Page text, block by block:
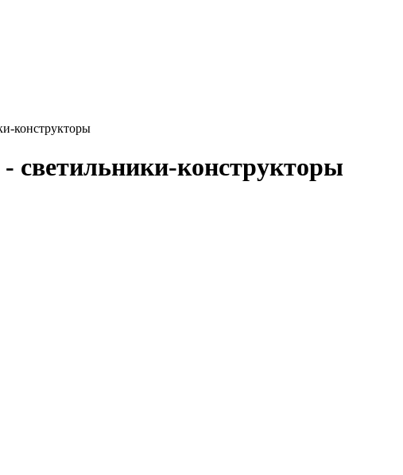
конструкторы
светильники-конструкторы